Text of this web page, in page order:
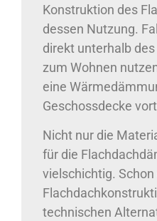
Konstruktion des
dessen Nutzung.
direkt unterhalb
zum Wohnen
eine
Geschossdecke
Nicht nur die
für die
vielschichtig. Schon
technischen